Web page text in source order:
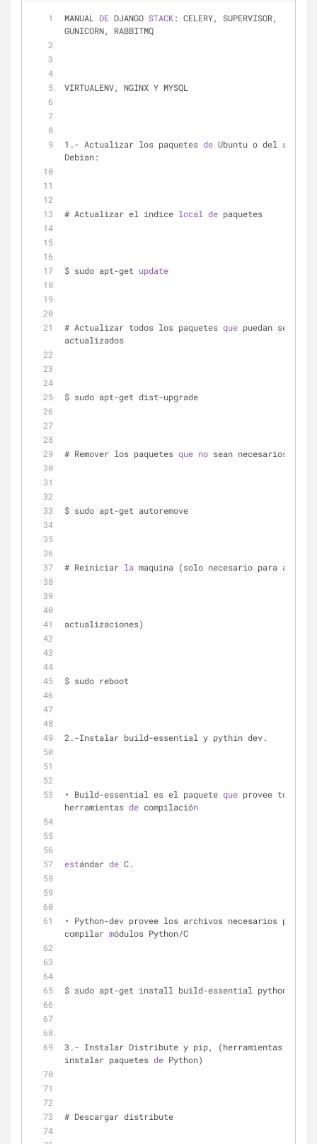
MANUAL DE DJANGO STACK: CELERY, SUPERVISOR,
GUNICORN, RABBITMQ
VIRTUALENV, NGINX Y MYSQL
1.- Actualizar los paquetes de Ubuntu o del sistema
Debian:
# Actualizar el índice local de paquetes
$ sudo apt-get update
# Actualizar todos los paquetes que puedan ser
actualizados
$ sudo apt-get dist-upgrade
# Remover los paquetes que no sean necesarios
$ sudo apt-get autoremove
# Reiniciar la maquina (solo necesario para
actualizaciones)
$ sudo reboot
2.-Instalar build-essential y pythin dev.
• Build-essential es el paquete que provee todas
herramientas de compilación
estándar de C.
• Python-dev provee los archivos necesarios para
compilar módulos Python/C
$ sudo apt-get install build-essential python-dev
3.- Instalar Distribute y pip, (herramientas para
instalar paquetes de Python)
# Descargar distribute